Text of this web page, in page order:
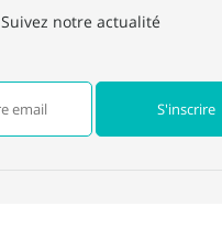
Suivez notre actualité